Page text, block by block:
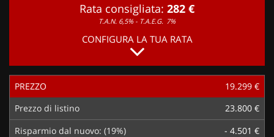
Rata consigliata: 282 €
T.A.N. 6,5% - T.A.E.G. 7%
CONFIGURA LA TUA RATA
PREZZO
19.299 €
Prezzo di listino
23.800 €
Risparmio dal nuovo: (19%)
- 4.501 €